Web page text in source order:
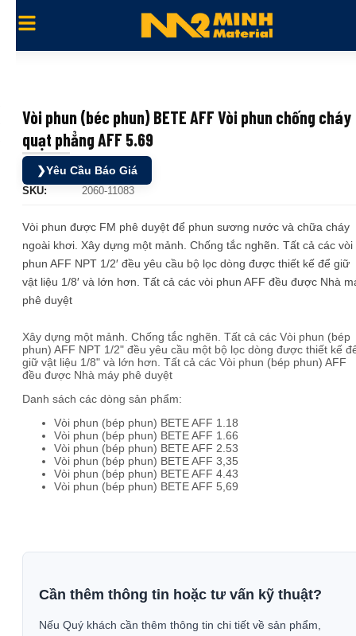
Vòi phun (béc phun) BETE AFF Vòi phun chống cháy
quạt phẳng AFF 5.69
❯Yêu Cầu Báo Giá
SKU: 2060-11083
Vòi phun được FM phê duyệt để phun sương nước và chữa cháy
ngoài khơi. Xây dựng một mảnh. Chống tắc nghẽn. Tất cả các vòi
phun AFF NPT 1/2′ đều yêu cầu bộ lọc dòng được thiết kế để giữ
vật liệu 1/8′ và lớn hơn. Tất cả các vòi phun AFF đều được Nhà
phê duyệt
Xây dựng một mảnh. Chống tắc nghẽn. Tất cả các Vòi phun (bép
phun) AFF NPT 1/2" đều yêu cầu một bộ lọc dòng được thiết kế
giữ vật liệu 1/8" và lớn hơn. Tất cả các Vòi phun (bép phun) AFF
đều được Nhà máy phê duyệt
Danh sách các dòng sản phẩm:
Vòi phun (bép phun) BETE AFF 1.18
Vòi phun (bép phun) BETE AFF 1.66
Vòi phun (bép phun) BETE AFF 2.53
Vòi phun (bép phun) BETE AFF 3,35
Vòi phun (bép phun) BETE AFF 4.43
Vòi phun (bép phun) BETE AFF 5,69
Cần thêm thông tin hoặc tư vấn kỹ thuật?
Nếu Quý khách cần thêm thông tin chi tiết về sản phẩm,